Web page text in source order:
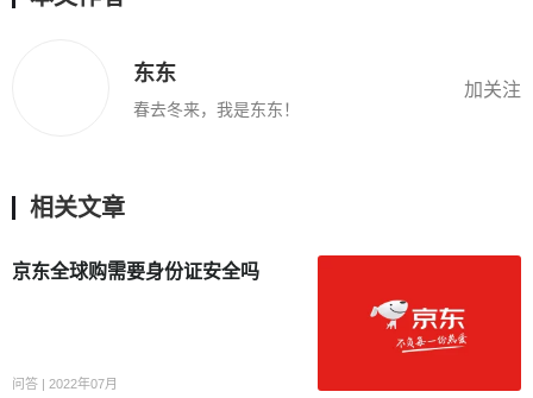
东东
春去冬来，我是东东！
加关注
相关文章
京东全球购需要身份证安全吗
问答 | 2022年07月